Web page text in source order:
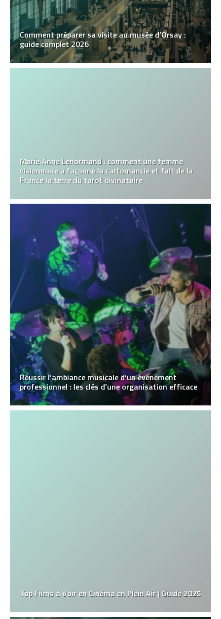
Comment préparer sa visite au musée d’Orsay :
guide complet 2026
Marie‑Anne Lenormand : comment une femme
visionnaire a façonné la cartomancie et fait de la
France la terre du tarot divinatoire
Réussir l’ambiance musicale d’un événement
professionnel : les clés d’une organisation efficace
Top Films à Voir en Cinéma en Plein Air | Guide 2025